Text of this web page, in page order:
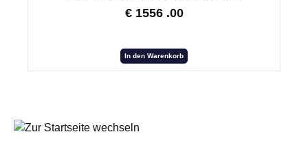
€ 1556 .00
In den Warenkorb